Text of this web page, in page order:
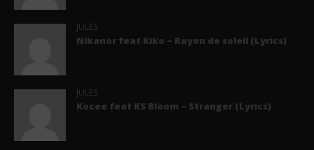
JULES
Nikanor feat Kiko – Rayon de soleil (Lyrics)
JULES
Kocee feat KS Bloom – Stranger (Lyrics)